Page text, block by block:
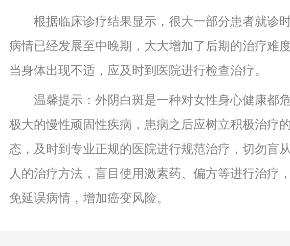
根据临床诊疗结果显示，很大一部分患者就诊时
病情已经发展至中晚期，大大增加了后期的治疗难度
当身体出现不适，应及时到医院进行检查治疗。
温馨提示：外阴白斑是一种对女性身心健康都
极大的慢性顽固性疾病，患病之后应树立积极治疗
态，及时到专业正规的医院进行规范治疗，切勿盲
人的治疗方法，盲目使用激素药、偏方等进行治疗
免延误病情，增加癌变风险。